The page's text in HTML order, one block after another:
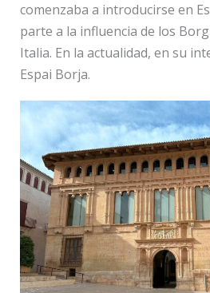
comenzaba a introducirse en
parte a la influencia de los
Italia. En la actualidad, en su
Espai Borja.